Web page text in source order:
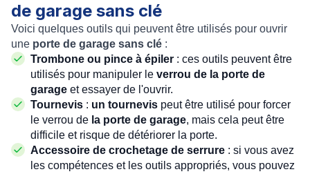
de garage sans clé
Voici quelques outils qui peuvent être utilisés pour ouvrir
une porte de garage sans clé :
Trombone ou pince à épiler : ces outils peuvent être
utilisés pour manipuler le verrou de la porte de
garage et essayer de l'ouvrir.
Tournevis : un tournevis peut être utilisé pour forcer
le verrou de la porte de garage, mais cela peut être
difficile et risque de détériorer la porte.
Accessoire de crochetage de serrure : si vous avez
les compétences et les outils appropriés, vous pouvez